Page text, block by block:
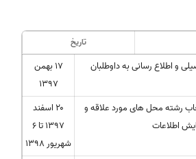
تاریخ
و اطلاع رسانی به داوطلبان
۱۷ بهمن
۱۳۹۷
رشته محل های مورد علاقه و
اطلاعات
۲۰ اسفند
۱۳۹۷ تا ۶
شهریور ۱۳۹۸